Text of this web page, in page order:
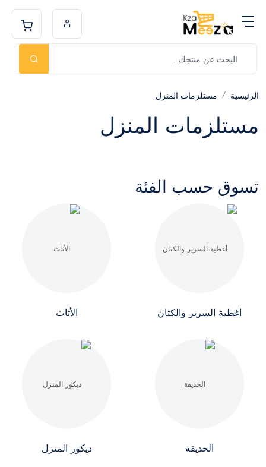
الرئيسية مستلزمات المنزل
مستلزمات المنزل
تسوق حسب الفئة
أغطية السرير والكتان الأثاث
الحديقة ديكور المنزل